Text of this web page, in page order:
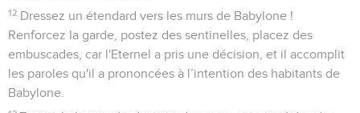
12 Dressez un étendard vers les murs de Babylone !
Renforcez la garde, postez des sentinelles, placez des
embuscades, car l'Eternel a pris une décision, et il accomplit
les paroles qu'il a prononcées à l’intention des habitants de
Babylone.